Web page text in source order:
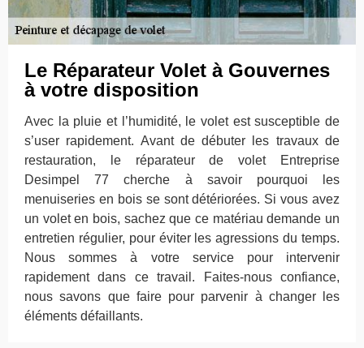
Le Réparateur Volet à Gouvernes
à votre disposition
Avec la pluie et l’humidité, le volet est susceptible de
s’user rapidement. Avant de débuter les travaux de
restauration, le réparateur de volet Entreprise
Desimpel 77 cherche à savoir pourquoi les
menuiseries en bois se sont détériorées. Si vous avez
un volet en bois, sachez que ce matériau demande un
entretien régulier, pour éviter les agressions du temps.
Nous sommes à votre service pour intervenir
rapidement dans ce travail. Faites-nous confiance,
nous savons que faire pour parvenir à changer les
éléments défaillants.